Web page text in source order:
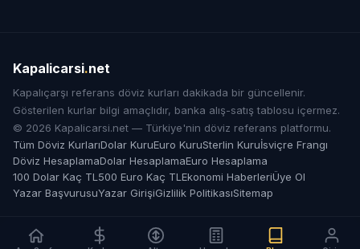
Kapalicarsi.net
Kapalıçarşı referans döviz kurları dakikada bir güncellenir.
Gösterilen kurlar bilgi amaçlıdır, banka alış-satış tablosu içermez.
© 2026 Kapalicarsi.net — Türkiye'nin döviz referans platformu.
Tüm Döviz KurlarıDolar KuruEuro KuruSterlin Kuruİsviçre Frangı
Döviz HesaplamaDolar HesaplamaEuro Hesaplama
100 Dolar Kaç TL 500 Euro Kaç TL Ekonomi HaberleriÜye Ol
Yazar BaşvurusuYazar GirişiGizlilik PolitikasıSitemap